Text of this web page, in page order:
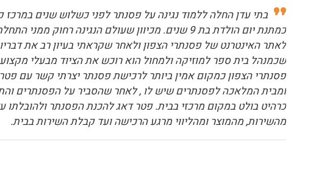
בתי עדן החלה ללמוד נגינה על פסנתר לפני כשלוש שנים במרכז
כמתנת יום הולדת בת 9 שנים. מכיוון שעולם
לאתר האינטרנט של פסנתרי הצפון ולאחר שקראתי בעיון רב את
שכמנהל בית ספר למוזיקה ולמחול הוא רוכש את הציוד מבעלי
פסנתרי הצפון כמקום אמין ביותר לרכישת פסנתר יצרתי קשר עם
ומבית המלאכה לפסנתרים שיש לו , לאחר שהסביר על הפסנתרים
כרהיט בולט במקום מרכזי בבית. פטר דאג להכנת הפסנתר ולהובלתו
מהשירות, מהמוצר ומהליווי מרגע הרכישה ועד קבלת השירות בבית.